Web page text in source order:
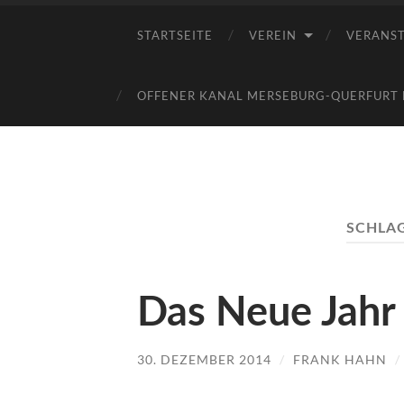
STARTSEITE VEREIN
OFFENER KANAL MERSEBURG-QUERFURT
Das Neue
30. DEZEMBER 2014 / FRANK HAHN /